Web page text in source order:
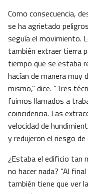
Como consecuencia,
se ha agrietado
seguía el movimiento.
también extraer tierra
tiempo que se estaba
hacían de manera muy
mismo,” dice. “Tres
fuimos llamados a
coincidencia. Las
velocidad de
y redujeron el riesgo de
¿Estaba el edificio tan
no hacer nada? “Al
también tiene que ver